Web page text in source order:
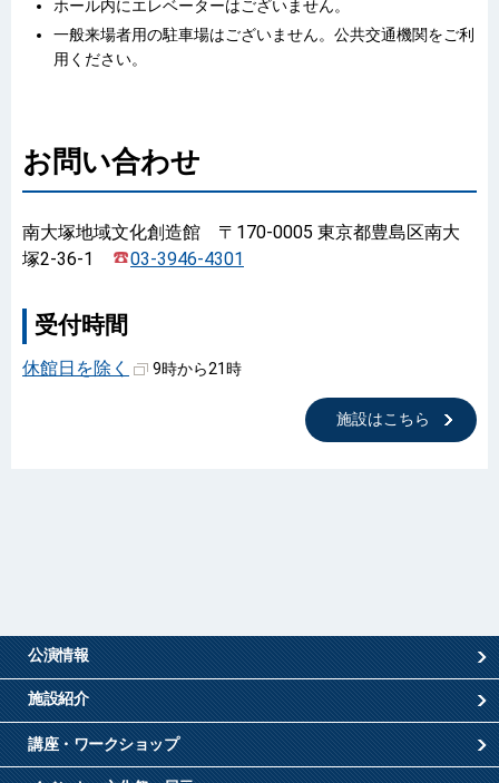
ホール内にエレベーターはございません。
一般来場者用の駐車場はございません。公共交通機関をご利
用ください。
お問い合わせ
南大塚地域文化創造館 〒170-0005 東京都豊島区南大
塚2-36-1
03-3946-4301
受付時間
休館日を除く 9時から21時
施設はこちら
公演情報
施設紹介
講座・ワークショップ